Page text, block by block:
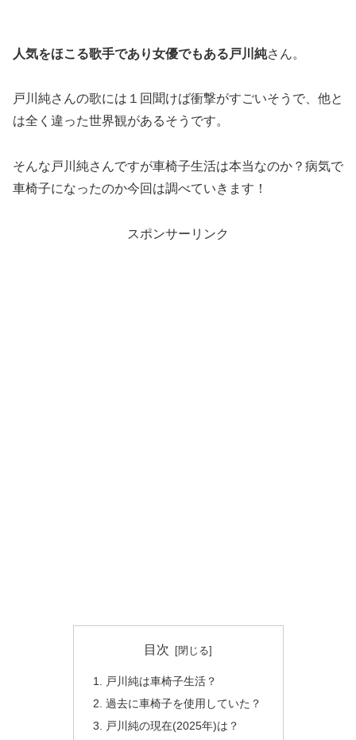
人気をほこる歌手であり女優でもある戸川純さん。
戸川純さんの歌には１回聞けば衝撃がすごいそうで、他と
は全く違った世界観があるそうです。
そんな戸川純さんですが車椅子生活は本当なのか？病気で
車椅子になったのか今回は調べていきます！
スポンサーリンク
目次
戸川純は車椅子生活？
過去に車椅子を使用していた？
戸川純の現在(2025年)は？